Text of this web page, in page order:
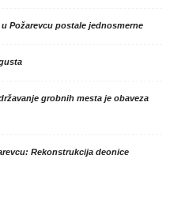
Požarevcu postale jednosmerne
grobnih mesta je obaveza
Rekonstrukcija deonice